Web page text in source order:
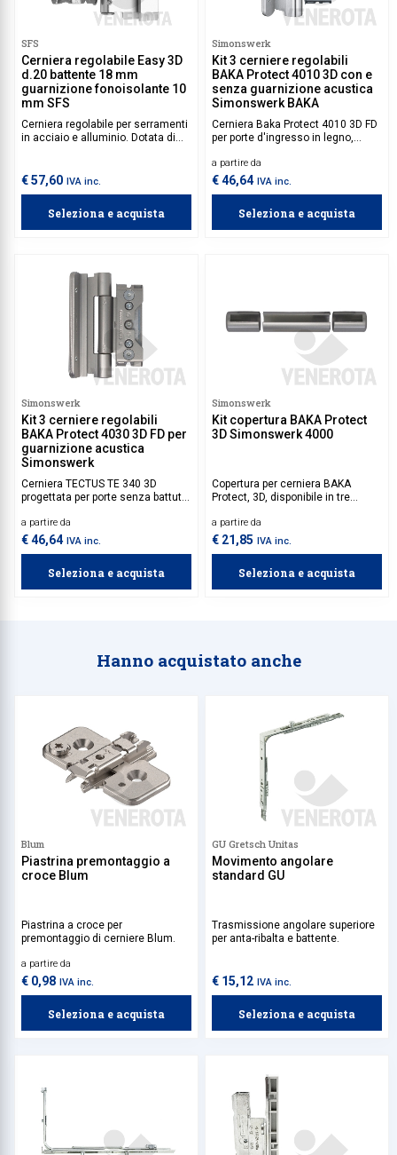
SFS
Cerniera regolabile Easy 3D
d.20 battente 18 mm
guarnizione fonoisolante 10
mm SFS
Cerniera regolabile per serramenti
in acciaio e alluminio. Dotata di
€ 57,60 IVA inc.
Seleziona e acquista
Simonswerk
Kit 3 cerniere regolabili
BAKA Protect 4010 3D con e
senza guarnizione acustica
Simonswerk BAKA
Cerniera Baka Protect 4010 3D FD
per porte d'ingresso in legno,
nel telaio e guarnizione acustica.
a partire da
€ 46,64 IVA inc.
Seleziona e acquista
Simonswerk
Kit 3 cerniere regolabili
BAKA Protect 4030 3D FD per
guarnizione acustica
Simonswerk
Cerniera TECTUS TE 340 3D
progettata per porte senza battuta
scomparsa totale. Adatta per
l'installazione per porte d'ingresso
a partire da
€ 46,64 IVA inc.
Seleziona e acquista
Simonswerk
Kit copertura BAKA Protect
3D Simonswerk 4000
Copertura per cerniera BAKA
Protect, 3D, disponibile in tre
a partire da
€ 21,85 IVA inc.
Seleziona e acquista
Hanno acquistato anche
Blum
Piastrina premontaggio a
croce Blum
Piastrina a croce per
premontaggio di cerniere Blum.
a partire da
€ 0,98 IVA inc.
Seleziona e acquista
GU Gretsch Unitas
Movimento angolare
standard GU
Trasmissione angolare superiore
per anta-ribalta e battente.
€ 15,12 IVA inc.
Seleziona e acquista